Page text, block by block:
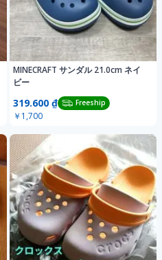
MINECRAFT サンダル 21.0cm ネイ
ビー
319.600 ₫ Freeship
￥1,700